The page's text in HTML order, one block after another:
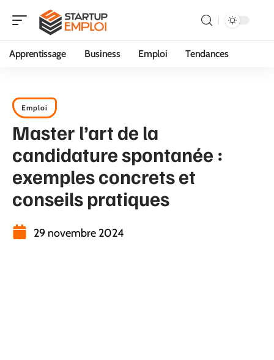
Apprentissage Business Emploi Tendances
Emploi
Master l’art de la
candidature spontanée :
exemples concrets et
conseils pratiques
29 novembre 2024